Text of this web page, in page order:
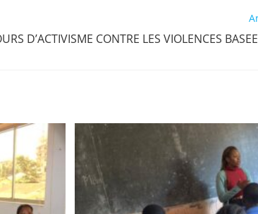
D’ACTIVISME CONTRE LES VIOLENCES